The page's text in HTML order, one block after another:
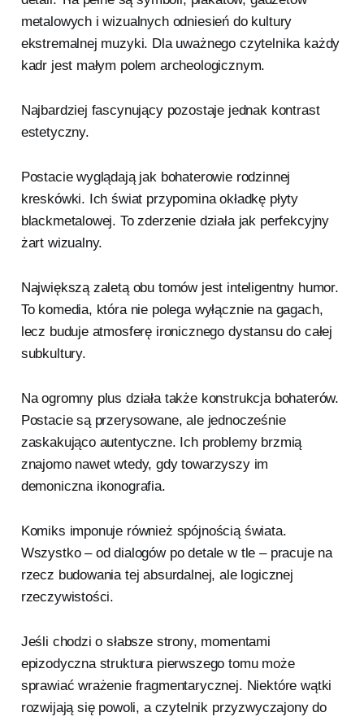
metalowych i wizualnych odniesień do kultury
ekstremalnej muzyki. Dla uważnego czytelnika każdy
kadr jest małym polem archeologicznym.
Najbardziej fascynujący pozostaje jednak kontrast
estetyczny.
Postacie wyglądają jak bohaterowie rodzinnej
kreskówki. Ich świat przypomina okładkę płyty
blackmetalowej. To zderzenie działa jak perfekcyjny
żart wizualny.
Największą zaletą obu tomów jest inteligentny humor.
To komedia, która nie polega wyłącznie na gagach,
lecz buduje atmosferę ironicznego dystansu do całej
subkultury.
Na ogromny plus działa także konstrukcja bohaterów.
Postacie są przerysowane, ale jednocześnie
zaskakująco autentyczne. Ich problemy brzmią
znajomo nawet wtedy, gdy towarzyszy im
demoniczna ikonografia.
Komiks imponuje również spójnością świata.
Wszystko – od dialogów po detale w tle – pracuje na
rzecz budowania tej absurdalnej, ale logicznej
rzeczywistości.
Jeśli chodzi o słabsze strony, momentami
epizodyczna struktura pierwszego tomu może
sprawiać wrażenie fragmentarycznej. Niektóre wątki
rozwijają się powoli, a czytelnik przyzwyczajony do